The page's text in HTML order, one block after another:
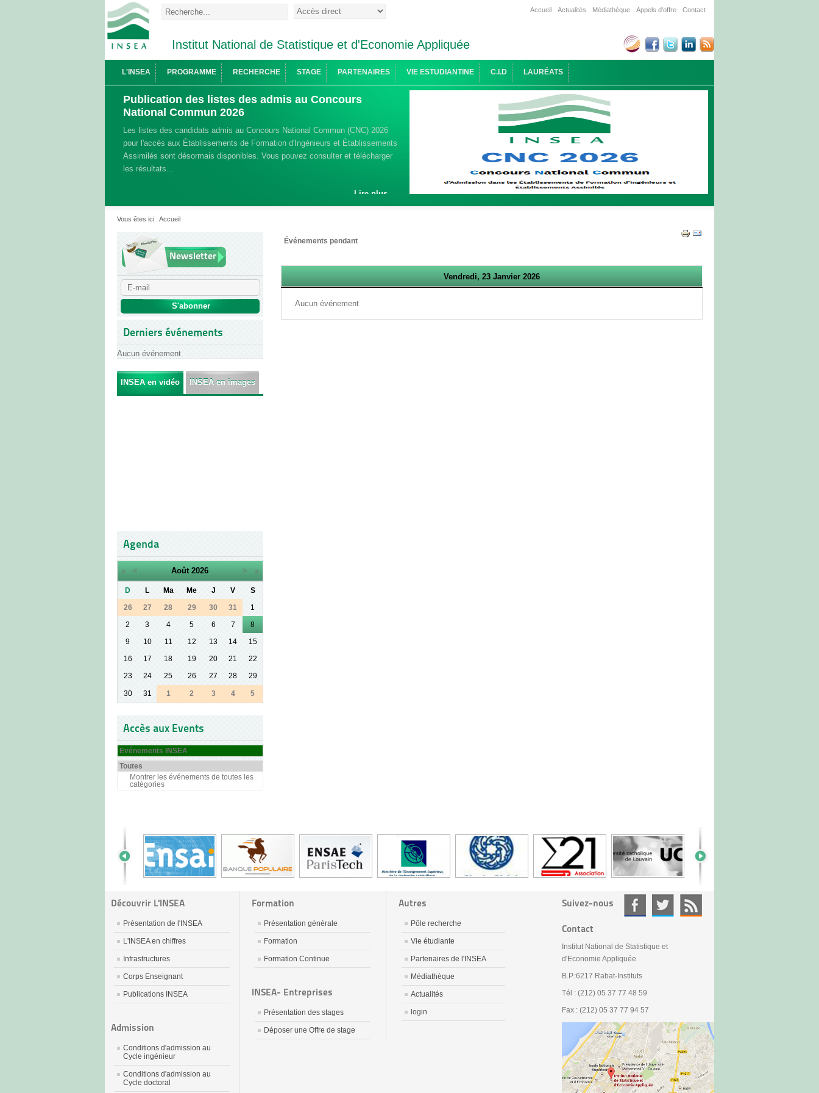
Accueil Actualités Médiathèque Appels d'offre Contact
Institut National de Statistique et d'Economie Appliquée
L'INSEA PROGRAMME RECHERCHE STAGE PARTENAIRES VIE ESTUDIANTINE C.I.D LAURÉATS
Publication des listes des admis au Concours
National Commun 2026
Les listes des candidats admis au Concours National Commun (CNC) 2026
pour l'accès aux Établissements de Formation d'Ingénieurs et Établissements
Assimilés sont désormais disponibles. Vous pouvez consulter et télécharger
les résultats...
Lire plus ...
Vous êtes ici : Accueil
Newsletter
Derniers événements
Aucun événement
INSEA en vidéo INSEA en images
Agenda
« < Août 2026 > »
D L Ma Me J V
S
26
27 28 29 30 31
1
2
3 4 5 6 7
8
9
10 11 12 13 14
15
16
17 18 19 20 21
22
23
24 25 26 27 28 29
30 31 1 2 3 4 5
Accès aux Events
Evénements INSEA
Toutes
Montrer les événements de toutes les
catégories
Événements pendant
Vendredi, 23 Janvier 2026
Aucun événement
Découvrir L'INSEA
Présentation de l'INSEA
L'INSEA en chiffres
Infrastructures
Corps Enseignant
Publications INSEA
Admission
Conditions d'admission au
Cycle ingénieur
Conditions d'admission au
Cycle doctoral
Formation
Présentation générale
Formation
Formation Continue
INSEA- Entreprises
Présentation des stages
Déposer une Offre de stage
Autres
Pôle recherche
Vie étudiante
Partenaires de l'INSEA
Médiathèque
Actualités
login
Suivez-nous
Contact
Institut National de Statistique et
d'Economie Appliquée
B.P.:6217 Rabat-Instituts
Tél : (212) 05 37 77 48 59
Fax : (212) 05 37 77 94 57